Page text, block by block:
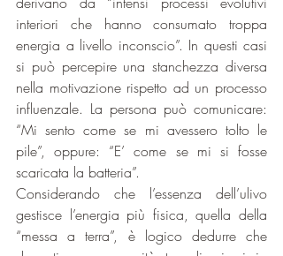
interiori che hanno consumato troppa
energia a livello inconscio”. In questi casi
si può percepire una stanchezza diversa
nella motivazione rispetto ad un processo
influenzale. La persona può comunicare:
“Mi sento come se mi avessero tolto le
pile”, oppure: “E’ come se mi si fosse
scaricata la batteria”.
Considerando che l’essenza dell’ulivo
gestisce l’energia più fisica, quella della
“messa a terra”, è logico dedurre che